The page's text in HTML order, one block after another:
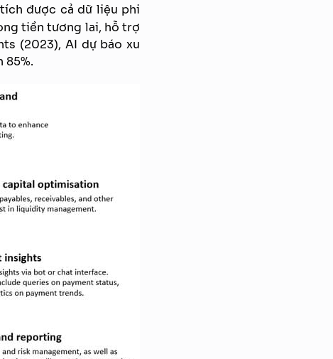
được cả dữ liệu phi
tiền tương lai, hỗ trợ
(2023), AI dự báo xu
85%.